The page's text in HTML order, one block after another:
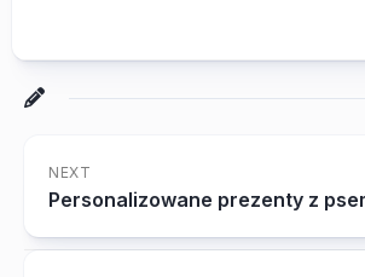
NEXT
Personalizowane prezenty z